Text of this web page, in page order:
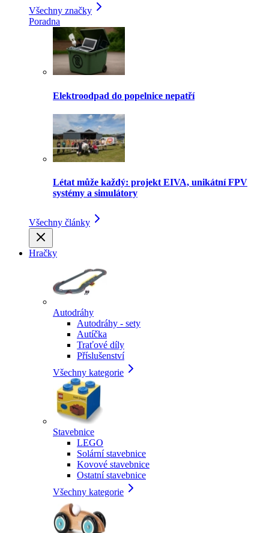
Všechny značky
Poradna
Elektroodpad do popelnice nepatří
Létat může každý: projekt EIVA, unikátní FPV
systémy a simulátory
Všechny články
Hračky
Autodráhy
Autodráhy - sety
Autíčka
Traťové díly
Příslušenství
Všechny kategorie
Stavebnice
LEGO
Solární stavebnice
Kovové stavebnice
Ostatní stavebnice
Všechny kategorie